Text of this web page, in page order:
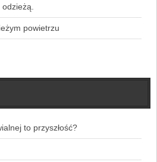
powietrzu
to przyszłość?